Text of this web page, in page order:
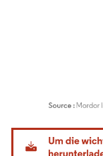
Bild © Mordor